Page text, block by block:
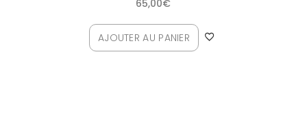
65,00€
AJOUTER AU PANIER